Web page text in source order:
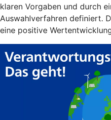
klaren Vorgaben und durch
Auswahlverfahren definiert.
eine positive